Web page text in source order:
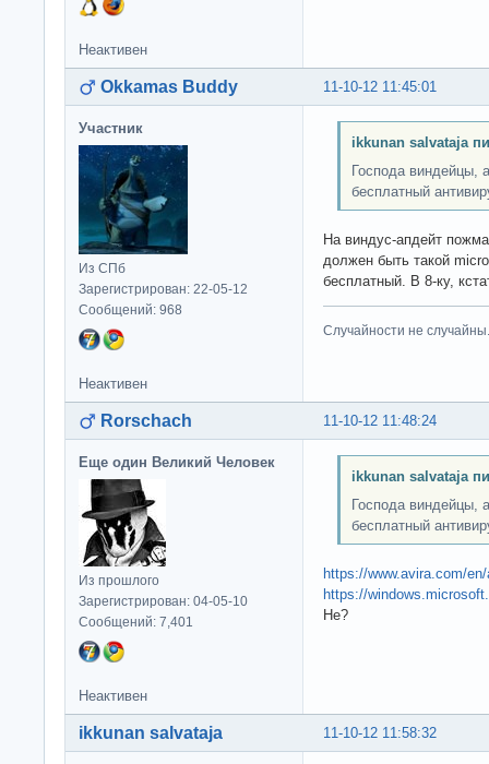
Неактивен
11-10-12 11:45:01
Okkamas Buddy
Участник
Из СПб
Зарегистрирован: 22-05-12
Сообщений: 968
ikkunan salvataja
Господа виндейцы,
бесплатный
На виндус-апдейт
должен быть такой
бесплатный. В 8-ку,
Случайности не случайны.
Неактивен
11-10-12 11:48:24
Rorschach
Еще один Великий Человек
Из прошлого
Зарегистрирован: 04-05-10
Сообщений: 7,401
ikkunan salvataja
Господа виндейцы,
бесплатный
https://www.avira.com/
https://
Не?
Неактивен
11-10-12 11:58:32
ikkunan salvataja